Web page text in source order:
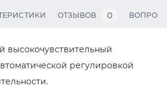
ОТЗЫВОВ 0
высокочувствительный
регулировкой